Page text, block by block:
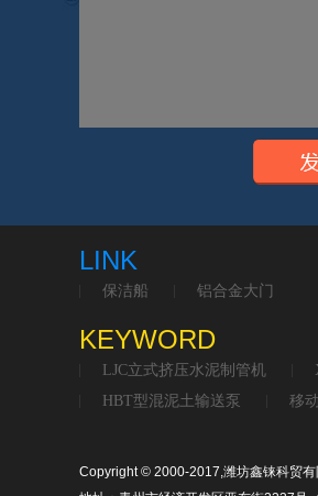
LINK
保洁船 铝合金大门
KEYWORD
LJC立式挤压水泥制管机
HBT型混泥土输送泵
移
Copyright © 2000-2017,潍坊鑫铼科贸